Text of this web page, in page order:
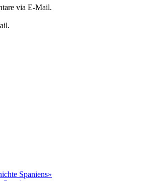
via E-Mail.
Spaniens»